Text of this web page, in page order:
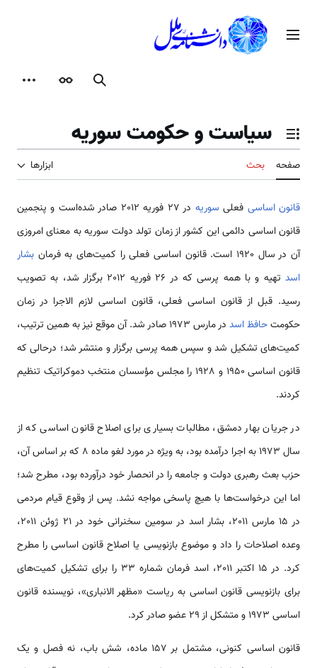
محتوامنوی اصلی
جستجوظاهر
تغییر وضعیت فهرست محتویات
سیاست و حکومت سوریه
صفحه بحث ابزارها
قانون اساسی فعلی سوریه
در 27 فوریه 2012 صادر شد‌‌‌‌‌ه‌‌‌‌‌‌‌است و پنجمین
قانون اساسی دائمی این کشور از زمان تولد دولت سوریه به معنای امروزی
آن در سال 1920 ‌‌‌‌‌‌‌است. قانون اساسی فعلی را کمیت‌‌‌‌‌‌‌‌‌‌‌‌‌های به فرمان
بشار
اسد
تهیه و با همه پرسی که در 26 فوریه 2012 برگزار شد، به تصویب
رسید. قبل از قانون اساسی فعلی، قانون اساسی لازم الاجرا در زمان
حکومتحافظ اسد
در مارس 1973 صادر شد. آن موقع نیز به همین ترتیب،
کمیت‌‌‌‌‌‌‌‌‌‌‌‌‌های تشکیل شد و سپس همه پرسی برگزار و منتشر شد؛ درحالی که
قانون اساسی 1950 و 1928 را مجلس مؤسسان منتخب دموکراتیک تنظیم
کردند.
در جریان بهار دمشق، مطالبات بسیاری برای اصلاح قانون اساسی که از
سال 1973 به اجرا درآمده بود، به ویژه در مورد لغو ماده 8 که بر اساس آن،
حزب بعث رهبری دولت و جامعه را در انحصار خود درآورده بود، مطرح شد؛
اما این درخو‌‌‌‌‌‌‌است­‌‌‌‌‌‌‌‌ها با هیچ پاسخی مواجه نشد. پس از وقوع قیام مردمی
در 15 مارس 2011، بشار اسد در سومین سخنرانی خود در 21 ژوئن 2011،
وعده اصلاحات را داد و موضوع بازنویسی یا اصلاح قانون اساسی را مطرح
کرد. در 15 اکتبر 2011، اسد فرمان شماره 33 را برای تشکیل کمیت‌‌‌‌‌‌‌‌‌‌‌‌‌های
برای بازنویسی قانون اساسی به ‌‌‌‌‌‌‌‌ریاست «مظهر الانباری»، نویسنده قانون
اساسی 1973 و متشکل از 29 عضو صادر کرد.
قانون اساسی کنونی، مشتمل بر 157 ماده، شش باب، نه فصل و یک